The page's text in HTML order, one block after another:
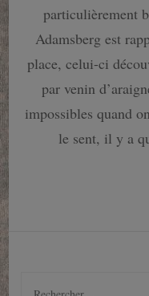
particulièrement
Adamsberg est
place, celui-ci
par venin
impossibles quand
le sent, il y a